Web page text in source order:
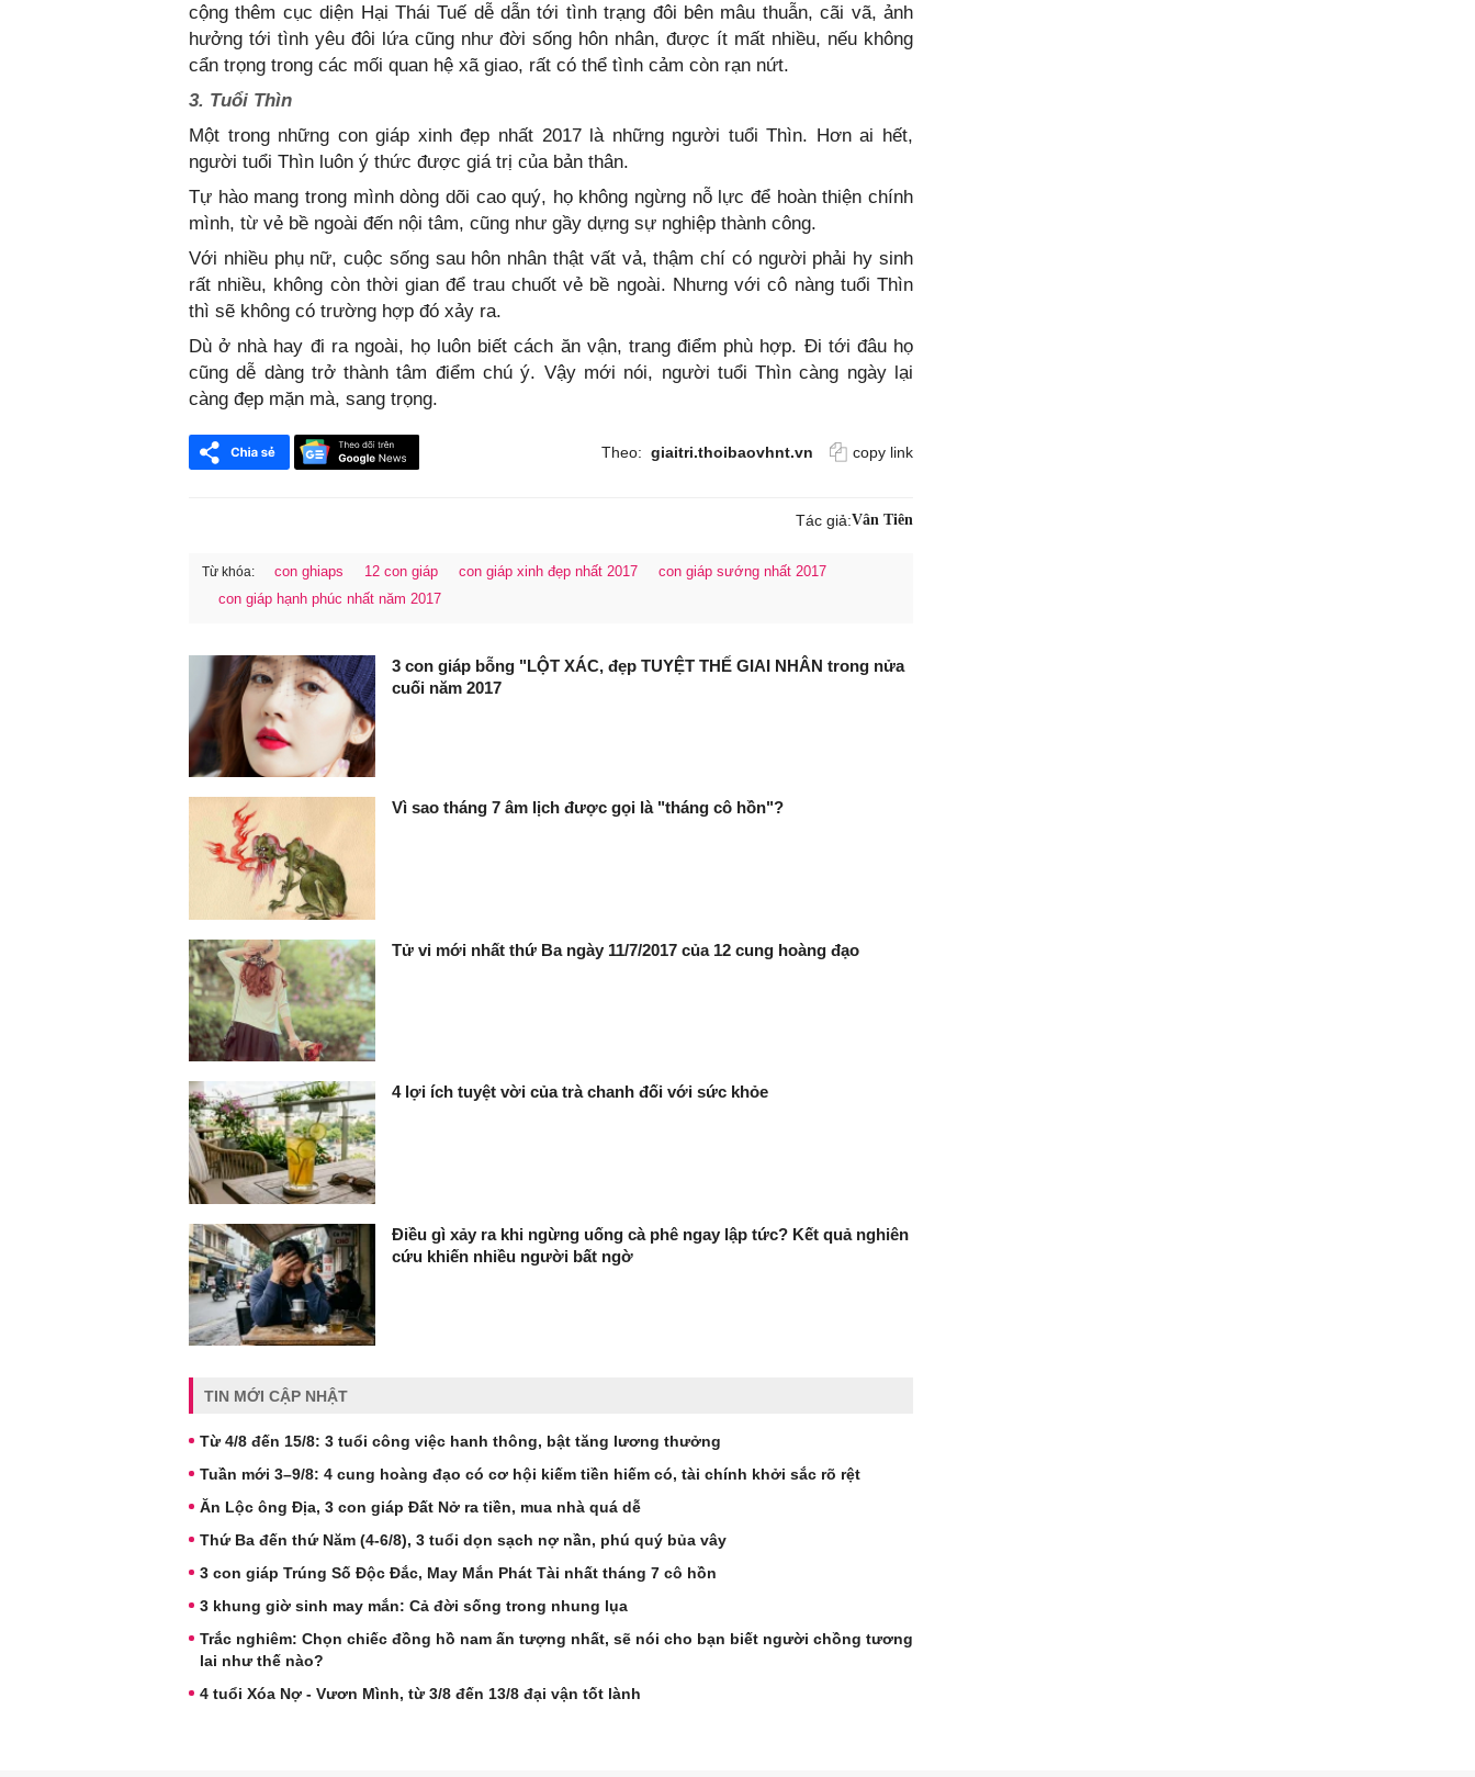
cộng thêm cục diện Hại Thái Tuế dễ dẫn tới tình trạng đôi bên mâu thuẫn, cãi vã, ảnh
hưởng tới tình yêu đôi lứa cũng như đời sống hôn nhân, được ít mất nhiều, nếu không
cẩn trọng trong các mối quan hệ xã giao, rất có thể tình cảm còn rạn nứt.
3. Tuổi Thìn
Một trong những con giáp xinh đẹp nhất 2017 là những người tuổi Thìn. Hơn ai hết,
người tuổi Thìn luôn ý thức được giá trị của bản thân.
Tự hào mang trong mình dòng dõi cao quý, họ không ngừng nỗ lực để hoàn thiện chính
mình, từ vẻ bề ngoài đến nội tâm, cũng như gầy dựng sự nghiệp thành công.
Với nhiều phụ nữ, cuộc sống sau hôn nhân thật vất vả, thậm chí có người phải hy sinh
rất nhiều, không còn thời gian để trau chuốt vẻ bề ngoài. Nhưng với cô nàng tuổi Thìn
thì sẽ không có trường hợp đó xảy ra.
Dù ở nhà hay đi ra ngoài, họ luôn biết cách ăn vận, trang điểm phù hợp. Đi tới đâu họ
cũng dễ dàng trở thành tâm điểm chú ý. Vậy mới nói, người tuổi Thìn càng ngày lại
càng đẹp mặn mà, sang trọng.
FaceBook
Theo: giaitri.thoibaovhnt.vn copy link
Tác giả:Vân Tiên
Từ khóa: con ghiaps 12 con giáp con giáp xinh đẹp nhất 2017
con giáp sướng nhất 2017
con giáp hạnh phúc nhất năm 2017
3 con giáp bỗng "LỘT XÁC, đẹp TUYỆT THẾ GIAI NHÂN trong nửa
cuối năm 2017
Vì sao tháng 7 âm lịch được gọi là "tháng cô hồn"?
Tử vi mới nhất thứ Ba ngày 11/7/2017 của 12 cung hoàng đạo
4 lợi ích tuyệt vời của trà chanh đối với sức khỏe
Điều gì xảy ra khi ngừng uống cà phê ngay lập tức? Kết quả nghiên
cứu khiến nhiều người bất ngờ
TIN MỚI CẬP NHẬT
Từ 4/8 đến 15/8: 3 tuổi công việc hanh thông, bật tăng lương thưởng
Tuần mới 3–9/8: 4 cung hoàng đạo có cơ hội kiếm tiền hiếm có, tài chính khởi sắc rõ rệt
Ăn Lộc ông Địa, 3 con giáp Đất Nở ra tiền, mua nhà quá dễ
Thứ Ba đến thứ Năm (4-6/8), 3 tuổi dọn sạch nợ nần, phú quý bủa vây
3 con giáp Trúng Số Độc Đắc, May Mắn Phát Tài nhất tháng 7 cô hồn
3 khung giờ sinh may mắn: Cả đời sống trong nhung lụa
Trắc nghiêm: Chọn chiếc đồng hồ nam ấn tượng nhất, sẽ nói cho bạn biết người chồng tương
lai như thế nào?
4 tuổi Xóa Nợ - Vươn Mình, từ 3/8 đến 13/8 đại vận tốt lành